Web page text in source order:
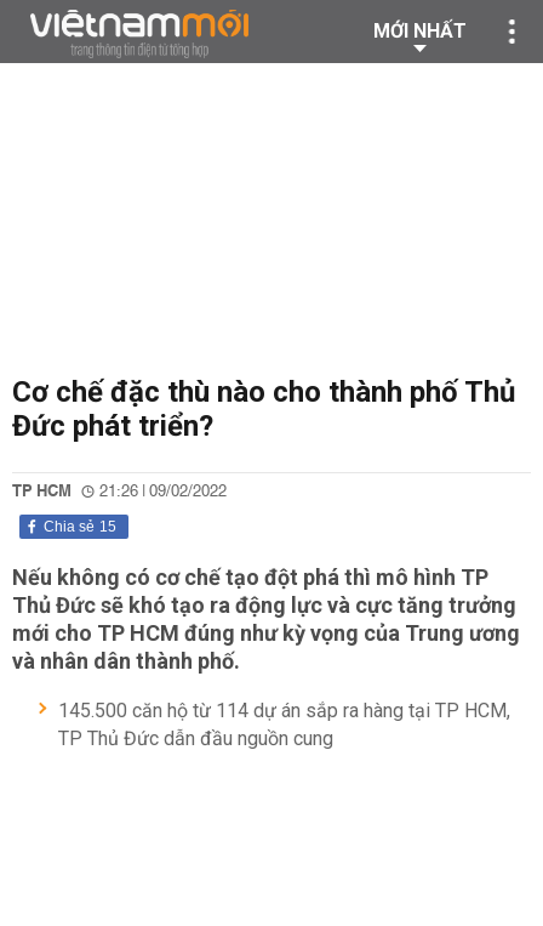
MỚI NHẤT
Cơ chế đặc thù nào cho thành phố Thủ
Đức phát triển?
TP HCM 21:26 | 09/02/2022
15
Chia sẻ
Nếu không có cơ chế tạo đột phá thì mô hình TP
Thủ Đức sẽ khó tạo ra động lực và cực tăng trưởng
mới cho TP HCM đúng như kỳ vọng của Trung ương
và nhân dân thành phố.
145.500 căn hộ từ 114 dự án sắp ra hàng tại TP HCM,
TP Thủ Đức dẫn đầu nguồn cung